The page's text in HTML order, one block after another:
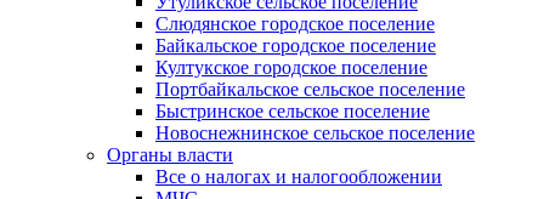
Слюдянское городское поселение
Байкальское городское поселение
Култукское городское поселение
Портбайкальское сельское поселение
Быстринское сельское поселение
Новоснежнинское сельское поселение
Органы власти
Все о налогах и налогообложении